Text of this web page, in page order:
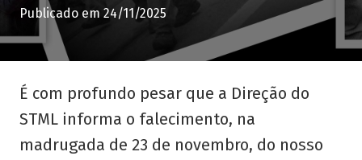
Publicado em 24/11/2025
É com profundo pesar que a Direção do
STML informa o falecimento, na
madrugada de 23 de novembro, do nosso